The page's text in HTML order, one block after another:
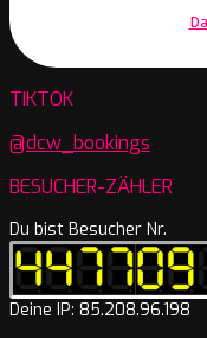
TIKTOK
@dcw_bookings
BESUCHER-ZÄHLER
Du bist Besucher Nr.
Deine IP: 85.208.96.198